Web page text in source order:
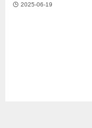
2025-06-19